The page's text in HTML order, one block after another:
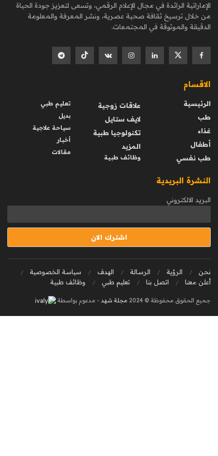
الإماراتية الرائدة في مجال الإعلام الرقمي، وتسعى لتعزيز جودة الحياة
من خلال ترسيخ ثقافة صحية عصرية، ونشر المعرفة والمعلومة
الدقيقة والموثوقة في المجتمعات.
الاقسام
الرئيسية
طب
غذاء
أطفال
طب نفسي
علاقات زوجية
لايف ستايل
تكنولوجيا طبية
المزيد
وظائف طبية
تعليم طبي
بديل
سياحة علاجية
أخبار
مقالات
النشرة البريدية
البريد الالكتروني
نحن الرؤية الرسالة الهدف
سياسة الخصوصية
أعلن معنا
اتصل بنا تعليم طبي وظائف طبية
جميع الحقوق محفوظة © 2024 مجلة شهد - مدعوم بواسطة